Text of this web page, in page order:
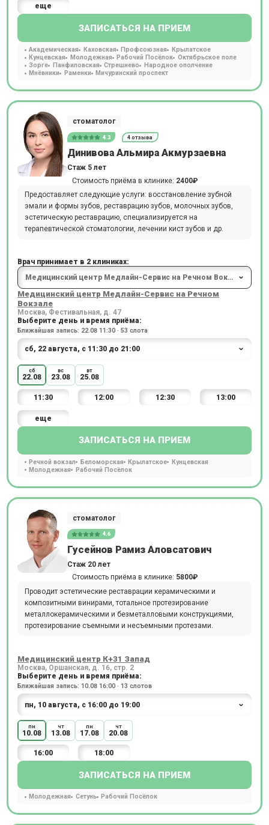
еще
ЗАПИСАТЬСЯ НА ПРИЕМ
Академическая Каховская Профсоюзная
Крылатское
Кунцевская
Молодежная Рабочий Посёлок
Октябрьское поле
Зорге
Панфиловская Стрешнево
Народное ополчение
Мнёвники
Раменки Мичуринский проспект
стоматолог
4.3 4 отзыва
Динивова Альмира Акмурзаевна
Стаж 5 лет
Стоимость приёма в клинике: 2400₽
Предоставляет следующие услуги: восстановление зубной
эмали и формы зубов, реставрацию зубов, молочных зубов,
эстетическую реставрацию, специализируется на
терапевтической стоматологии, лечении кист зубов и др.
Врач принимает в 2 клиниках:
Медицинский центр Медлайн-Сервис на Речном
Вокзале
Москва, Фестивальная, д. 47
Выберите день и время приёма:
Ближайшая запись: 22.08 11:30 · 53 слота
сб
22.08
вс
23.08
вт
25.08
11:30 12:00 12:30 13:00
еще
ЗАПИСАТЬСЯ НА ПРИЕМ
Речной вокзал Беломорская Крылатское
Кунцевская
Молодежная
Рабочий Посёлок
стоматолог
4.6
Гусейнов Рамиз Аловсатович
Стаж 20 лет
Стоимость приёма в клинике: 5800₽
Проводит эстетические реставрации керамическими и
композитными винирами, тотальное протезирование
металлокерамическими и безметалловыми конструкциями,
протезирование съемными и несъемными протезами.
Медицинский центр К+31 Запад
Москва, Оршанская, д. 16, стр. 2
Выберите день и время приёма:
Ближайшая запись: 10.08 16:00 · 13 слотов
пн
10.08
чт
13.08
пн
17.08
чт
20.08
16:00 18:00
ЗАПИСАТЬСЯ НА ПРИЕМ
Молодежная Сетунь Рабочий Посёлок